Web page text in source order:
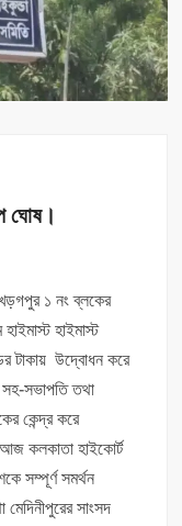
ঘোষ।
১ নং ব্লকের
হাইমাস্ট
টাকায় উদ্বোধন করে
সহ-সভাপতি তথা
কেন্দ্র করে
আজ কলকাতা হাইকোর্ট
সম্পূর্ণ সমর্থন
মেদিনীপুরের সাংসদ